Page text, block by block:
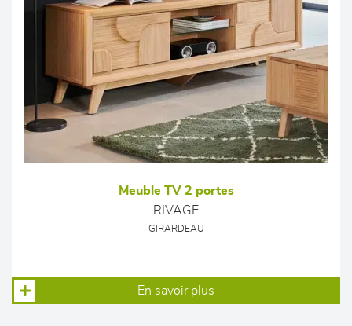
Meuble TV 2 portes
RIVAGE
GIRARDEAU
En savoir plus